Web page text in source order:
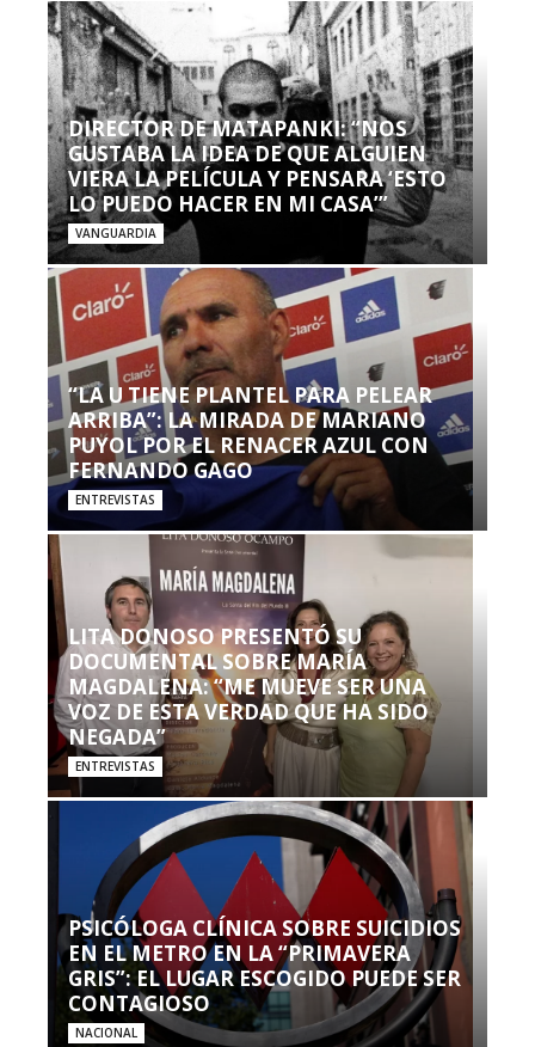
DIRECTOR DE MATAPANKI: “NOS
GUSTABA LA IDEA DE QUE ALGUIEN
VIERA LA PELÍCULA Y PENSARA ‘ESTO
LO PUEDO HACER EN MI CASA’”
VANGUARDIA
“LA U TIENE PLANTEL PARA PELEAR
ARRIBA”: LA MIRADA DE MARIANO
PUYOL POR EL RENACER AZUL CON
FERNANDO GAGO
ENTREVISTAS
LITA DONOSO PRESENTÓ SU
DOCUMENTAL SOBRE MARÍA
MAGDALENA: “ME MUEVE SER UNA
VOZ DE ESTA VERDAD QUE HA SIDO
NEGADA”
ENTREVISTAS
PSICÓLOGA CLÍNICA SOBRE SUICIDIOS
EN EL METRO EN LA “PRIMAVERA
GRIS”: EL LUGAR ESCOGIDO PUEDE SER
CONTAGIOSO
NACIONAL